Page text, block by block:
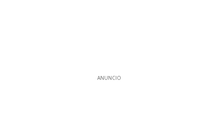
ANUNCIO